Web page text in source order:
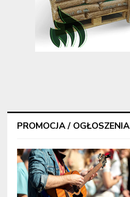
PROMOCJA / OGŁOSZENIA